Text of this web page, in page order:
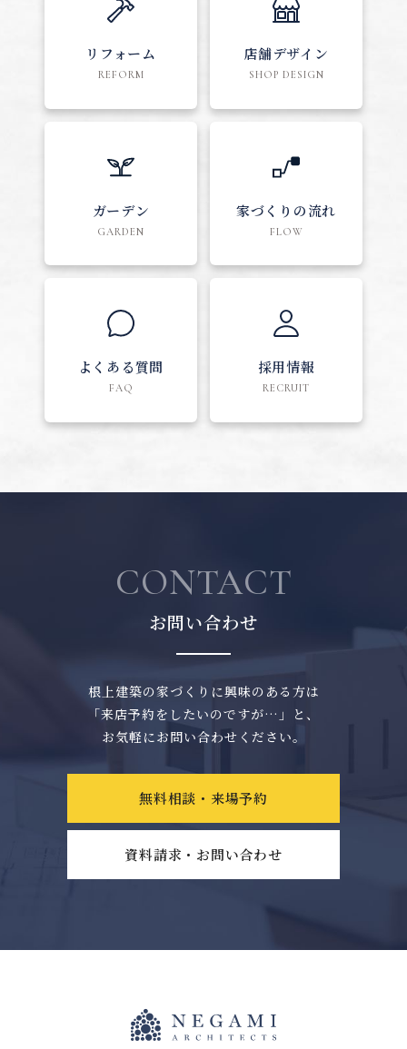
リフォーム
REFORM
店舗デザイン
SHOP DESIGN
ガーデン
GARDEN
家づくりの流れ
FLOW
よくある質問
FAQ
採用情報
RECRUIT
CONTACT
お問い合わせ
根上建築の家づくりに興味のある方は
「来店予約をしたいのですが…」と、
お気軽にお問い合わせください。
無料相談・来場予約
資料請求・お問い合わせ